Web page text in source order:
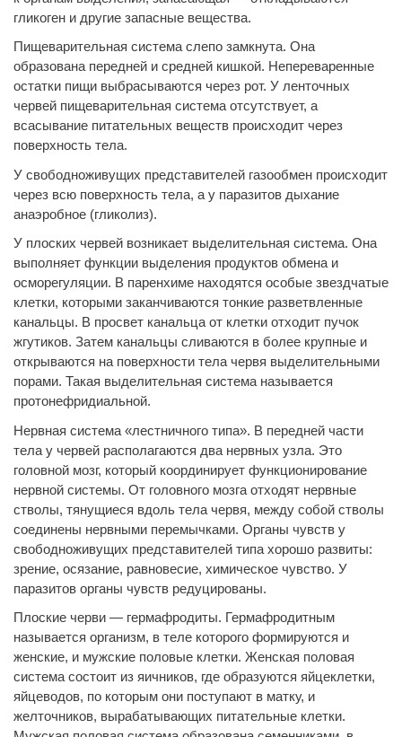
гликоген и другие запасные вещества.
Пищеварительная система слепо замкнута. Она
образована передней и средней кишкой. Непереваренные
остатки пищи выбрасываются через рот. У ленточных
червей пищеварительная система отсутствует, а
всасывание питательных веществ происходит через
поверхность тела.
У свободноживущих представителей газообмен происходит
через всю поверхность тела, а у паразитов дыхание
анаэробное (гликолиз).
У плоских червей возникает выделительная система. Она
выполняет функции выделения продуктов обмена и
осморегуляции. В паренхиме находятся особые звездчатые
клетки, которыми заканчиваются тонкие разветвленные
канальцы. В просвет канальца от клетки отходит пучок
жгутиков. Затем канальцы сливаются в более крупные и
открываются на поверхности тела червя выделительными
порами. Такая выделительная система называется
протонефридиальной.
Нервная система «лестничного типа». В передней части
тела у червей располагаются два нервных узла. Это
головной мозг, который координирует функционирование
нервной системы. От головного мозга отходят нервные
стволы, тянущиеся вдоль тела червя, между собой стволы
соединены нервными перемычками. Органы чувств у
свободноживущих представителей типа хорошо развиты:
зрение, осязание, равновесие, химическое чувство. У
паразитов органы чувств редуцированы.
Плоские черви — гермафродиты. Гермафродитным
называется организм, в теле которого формируются и
женские, и мужские половые клетки. Женская половая
система состоит из яичников, где образуются яйцеклетки,
яйцеводов, по которым они поступают в матку, и
желточников, вырабатывающих питательные клетки.